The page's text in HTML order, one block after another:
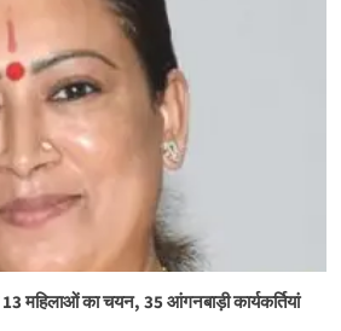
महिलाओं का चयन, 35 आंगनबाड़ी कार्यकर्तियां